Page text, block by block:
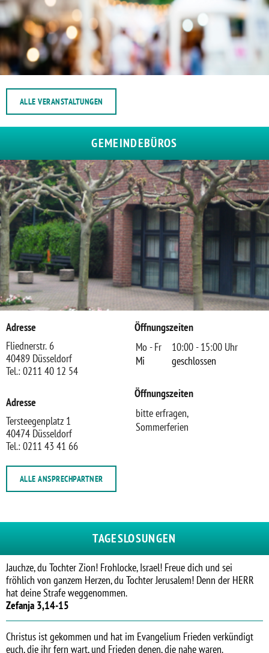
ALLE VERANSTALTUNGEN
GEMEINDEBÜROS
Adresse
Fliednerstr. 6
40489 Düsseldorf
Tel.: 0211 40 12 54
Adresse
Tersteegenplatz 1
40474 Düsseldorf
Tel.: 0211 43 41 66
Öffnungszeiten
Mo - Fr
10:00 - 15:00 Uhr
Mi
geschlossen
Öffnungszeiten
bitte erfragen,
Sommerferien
ALLE ANSPRECHPARTNER
TAGESLOSUNGEN
Jauchze, du Tochter Zion! Frohlocke, Israel! Freue dich und sei
fröhlich von ganzem Herzen, du Tochter Jerusalem! Denn der HERR
hat deine Strafe weggenommen.
Zefanja 3,14-15
Christus ist gekommen und hat im Evangelium Frieden verkündigt
euch, die ihr fern wart, und Frieden denen, die nahe waren.